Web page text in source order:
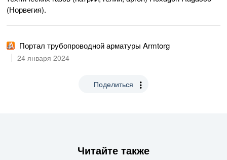
(Норвегия).
Портал трубопроводной арматуры Armtorg
24 января 2024
Поделиться
Читайте также